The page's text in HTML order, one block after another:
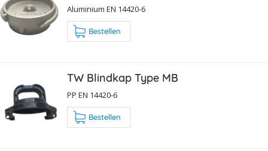
Aluminium EN 14420-6
Bestellen
TW Blindkap Type MB
PP EN 14420-6
Bestellen